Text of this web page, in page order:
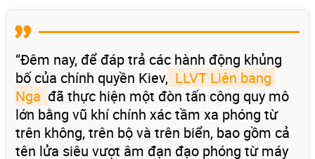
“Đêm nay, để đáp trả các hành động khủng
bố của chính quyền Kiev, LLVT Liên bang
Nga đã thực hiện một đòn tấn công quy mô
lớn bằng vũ khí chính xác tầm xa phóng từ
trên không, trên bộ và trên biển, bao gồm cả
tên lửa siêu vượt âm đạn đạo phóng từ máy